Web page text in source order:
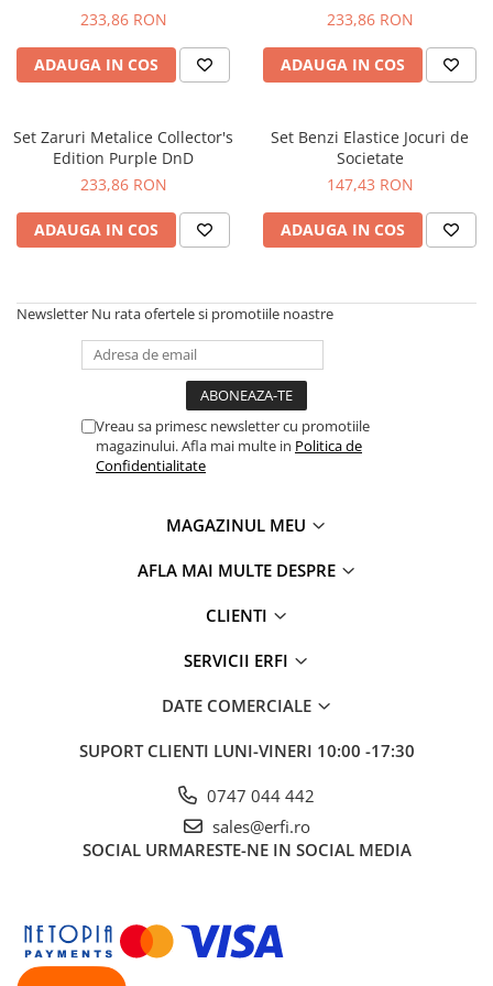
Decoratiuni
Figurine jucarii mici
Jucarii interactive
Frumusete si Bijuterii
233,86 RON
ADAUGA IN COS
233,86 RON
ADAUGA IN COS
Set Zaruri Metalice Collector's
Edition Purple DnD
233,86 RON
ADAUGA IN COS
Set Benzi Elastice Jocuri de
Societate
147,43 RON
ADAUGA IN COS
Newsletter Nu rata ofertele si promotiile noastre
Vreau sa primesc newsletter cu promotiile
magazinului. Afla mai multe in Politica de
Confidentialitate
MAGAZINUL MEU
AFLA MAI MULTE DESPRE
CLIENTI
SERVICII ERFI
DATE COMERCIALE
SUPORT CLIENTI LUNI-VINERI 10:00 -17:30
0747 044 442
sales@erfi.ro
SOCIAL URMARESTE-NE IN SOCIAL MEDIA